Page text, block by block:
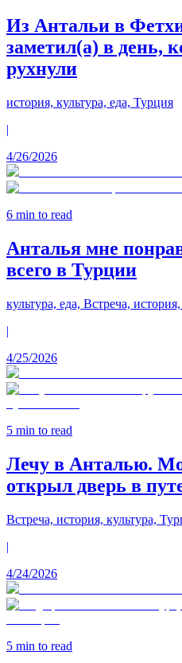
Из Антальи в
заметил(а) в день,
рухнули
история, культура, еда, Турция
|
4/26/2026
6 min to read
Анталья мне
всего в Турции
культура, еда, Встреча,
|
4/25/2026
5 min to read
Лечу в Анталью.
открыл дверь в
Встреча, история, культура,
|
4/24/2026
5 min to read